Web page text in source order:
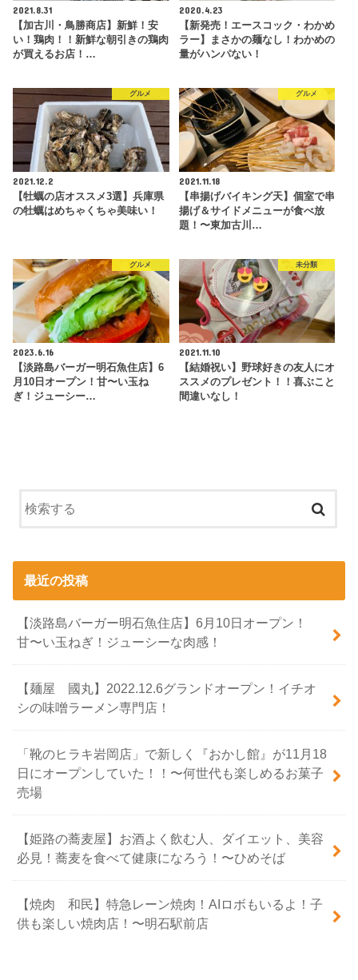
2021.8.31
【加古川・鳥勝商店】新鮮！安
い！鶏肉！！新鮮な朝引きの鶏肉
が買えるお店！…
2020.4.23
【新発売！エースコック・わかめ
ラー】まさかの麺なし！わかめの
量がハンパない！
グルメ
2021.12.2
【牡蠣の店オススメ3選】兵庫県
の牡蠣はめちゃくちゃ美味い！
グルメ
2021.11.18
【串揚げバイキング天】個室で串
揚げ＆サイドメニューが食べ放
題！〜東加古川…
グルメ
2023.6.16
【淡路島バーガー明石魚住店】6
月10日オープン！甘〜い玉ね
ぎ！ジューシー…
未分類
2021.11.10
【結婚祝い】野球好きの友人にオ
ススメのプレゼント！！喜ぶこと
間違いなし！
最近の投稿
【淡路島バーガー明石魚住店】6月10日オープン！
甘〜い玉ねぎ！ジューシーな肉感！
【麺屋 國丸】2022.12.6グランドオープン！イチオ
シの味噌ラーメン専門店！
「靴のヒラキ岩岡店」で新しく『おかし館』が11月18
日にオープンしていた！！〜何世代も楽しめるお菓子
売場
【姫路の蕎麦屋】お酒よく飲む人、ダイエット、美容
必見！蕎麦を食べて健康になろう！〜ひめそば
【焼肉 和民】特急レーン焼肉！AIロボもいるよ！子
供も楽しい焼肉店！〜明石駅前店